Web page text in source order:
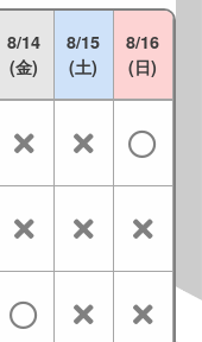
8/14
(金)
8/15
(土)
8/16
(日)